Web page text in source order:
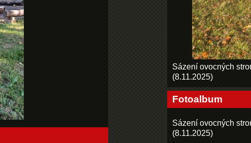
Sázení ovocných
(8.11.2025)
Fotoalbum
Sázení ovocných
(8.11.2025)